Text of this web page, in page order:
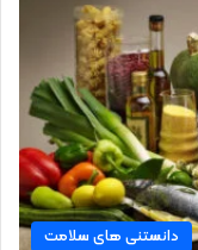
دانستنی های سلامت